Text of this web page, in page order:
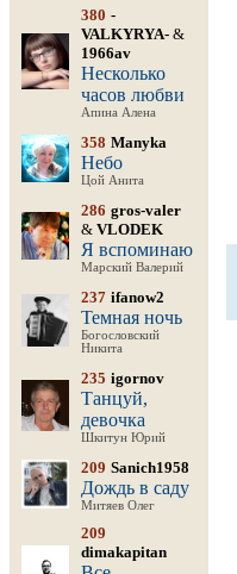
380 -
VALKYRYA- &
1966av
Несколько
часов любви
Апина Алена
358 Manyka
Небо
Цой Анита
286 gros-valer
& VLODEK
Я вспоминаю
Марский Валерий
237 ifanow2
Темная ночь
Богословский
Никита
235 igornov
Танцуй,
девочка
Шкитун Юрий
209 Sanich1958
Дождь в саду
Митяев Олег
209
dimakapitan